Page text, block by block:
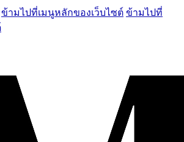
ข้ามไปที่เมนูหลักของเว็บไซต์ ข้ามไปที่